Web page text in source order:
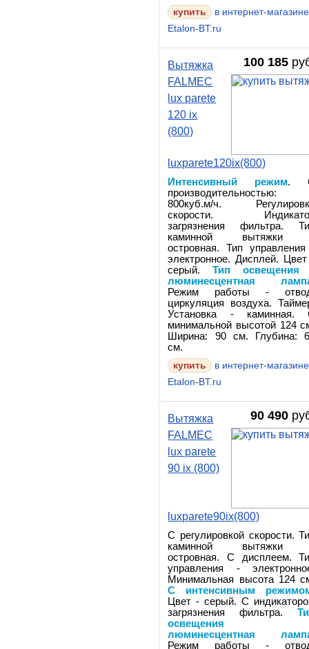
в интернет-магазине
Etalon-BT.ru
100 185
Вытяжка
FALMEC
lux parete
120 ix
(800)
luxparete120ix(800)
Интенсивный режим.
производительностью:
800куб.м/ч.
скорости.
загрязнения фильтра.
каминной вытяжки
островная. Тип
электронное. Дисплей.
серый.Тип освещения
люминесцентная
Режим работы -
циркуляция воздуха.
Установка - каминная.
минимальной высотой 124
Ширина: 90 см. Глубина:
см.
в интернет-магазине
Etalon-BT.ru
90 490
Вытяжка
FALMEC
lux parete
90 ix (800)
luxparete90ix(800)
С регулировкой скорости.
каминной вытяжки
островная. С дисплеем.
управления -
Минимальная высота 124
С интенсивным
Цвет - серый. С
загрязнения фильтра.
освещения
люминесцентная
Режим работы -